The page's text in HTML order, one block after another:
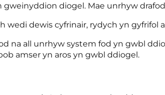
gweinyddion diogel. Mae unrhyw
wedi dewis cyfrinair, rydych yn gyfrifol
na all unrhyw system fod yn gwbl
amser yn aros yn gwbl ddiogel.